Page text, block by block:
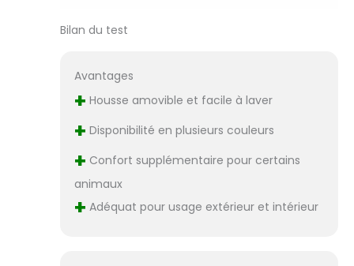
Bilan du test
Avantages
+ Housse amovible et facile à laver
+ Disponibilité en plusieurs couleurs
+ Confort supplémentaire pour certains
animaux
+ Adéquat pour usage extérieur et intérieur